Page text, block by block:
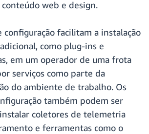
conteúdo web e design.
configuração facilitam a instalação
como plug-ins e
em um operador de uma frota
serviços como parte da
do ambiente de trabalho. Os
também podem ser
coletores de telemetria
e ferramentas como o